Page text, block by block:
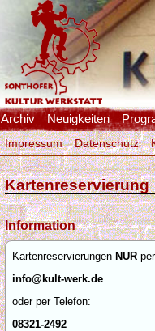
Archiv Neuigkeiten
Impressum Datenschutz
Kartenreservierung
Information
Kartenreservierungen NUR
info@kult-werk.de
oder per Telefon:
08321-2492